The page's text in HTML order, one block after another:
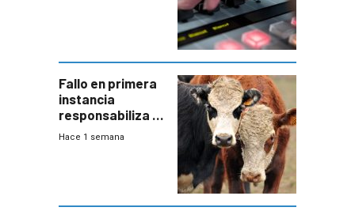
Fallo en primera
instancia
responsabiliza al
Estado por falta
Hace 1 semana